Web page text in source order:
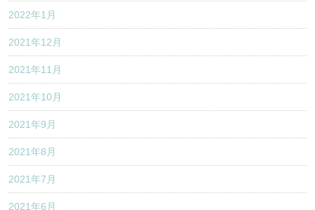
2022年1月
2021年12月
2021年11月
2021年10月
2021年9月
2021年8月
2021年7月
2021年6月